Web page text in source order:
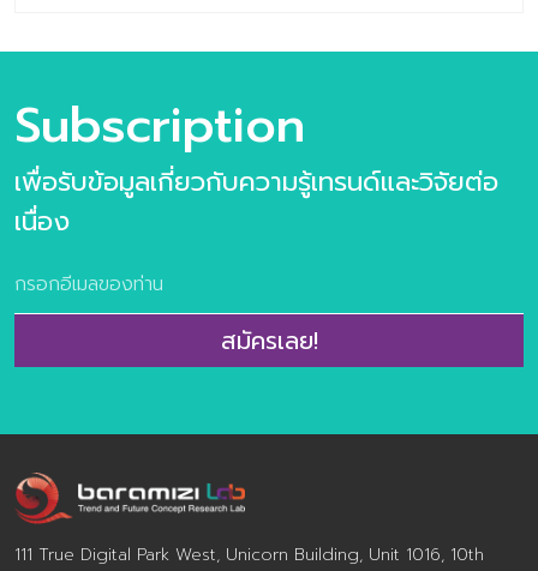
องค์กร ถ้าคุณพร้อมที่จะก้าวไปพร้อมกับเทรนดนี้ ประตูสู่
โอกาสได้เปิดรอนักพัฒนาธุรกิจทุกท่าน Content ภาพรวม
ของสุขภาพและความงามในปี 2025-26 Mega Trends เมกะ
เทรนด์ที่กำหนดทิศทางของวงการสุขภาพและความงาม
Wellness & Beauty Trend พฤติกรรมผู้บริโภคที่ธุรกิจต้อง
เนื้อหาภายในเล่ม แนวคิด “Proudly and Live Long” – ที่
ไม่ใช่การมองเพี ยงแค่คุณค่าเชิงประโยชน์ (Functional
Value) ของการดูแลตนเอง เเต่มองลึกถึงคุณเชิงจิต
วิญญาณ (Spiritual Value) ของความภาคภูมิในตนเองและ
Study กรณีศึกษาที่น่าสนใจ
Wellness_Beauty_Trend_2025-2026 หากท่านมีข้อสงสัย
เกี่ยวกับเล่มวิจัย สามารถสอบถา […]
Subscription
เพื่อรับข้อมูลเกี่ยวกับความรู้เทรนด์และวิจัยต่อ
เนื่อง
สมัครเลย!
111 True Digital Park West, Unicorn Building, Unit 1016, 10th